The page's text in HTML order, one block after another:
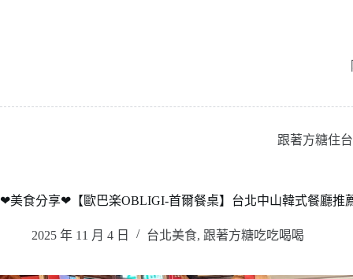
容
跟著方糖住
❤美食分享❤【歐巴楽OBLIGI-首爾餐桌】台北中山韓式餐廳推
2025 年 11 月 4 日 台北美食, 跟著方糖吃吃喝喝